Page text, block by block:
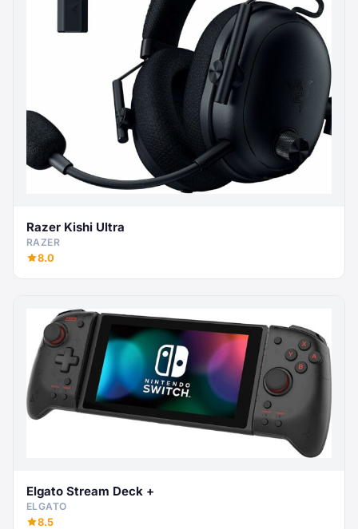
Razer Kishi Ultra
RAZER
8.0
Elgato Stream Deck +
ELGATO
8.5